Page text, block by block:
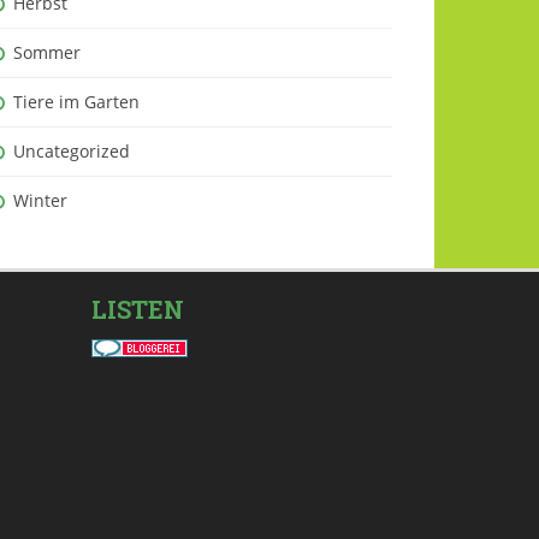
Sommer
Tiere im Garten
Uncategorized
Winter
LISTEN